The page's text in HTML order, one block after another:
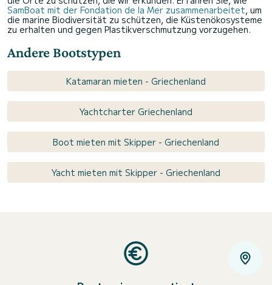
SamBoat mit der Fondation de la Mer zusammenarbeitet, um
die marine Biodiversität zu schützen, die Küstenökosysteme
zu erhalten und gegen Plastikverschmutzung vorzugehen.
Andere Bootstypen
Katamaran mieten - Griechenland
Yachtcharter Griechenland
Boot mieten mit Skipper - Griechenland
Yacht mieten mit Skipper - Griechenland